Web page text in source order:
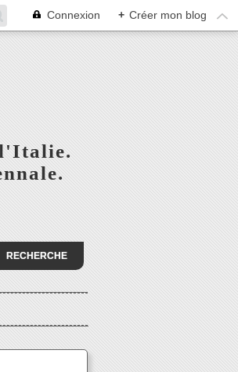
Connexion + Créer mon blog
l'Italie.